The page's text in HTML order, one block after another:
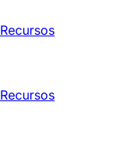
Recursos
Recursos